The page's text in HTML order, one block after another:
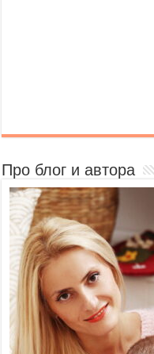
Про блог и автора